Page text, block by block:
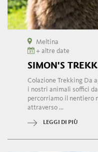
Meltina
+ altre date
SIMON'S
Colazione Trekking Da
i nostri animali soffici
percorriamo il nentiero
attraverso ...
LEGGI DI PIÙ